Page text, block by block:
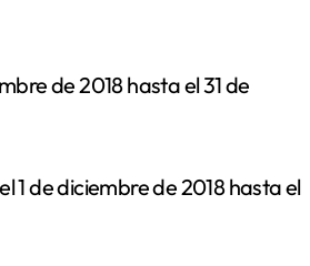
de 2018 hasta el 31 de
1 de diciembre de 2018 hasta el